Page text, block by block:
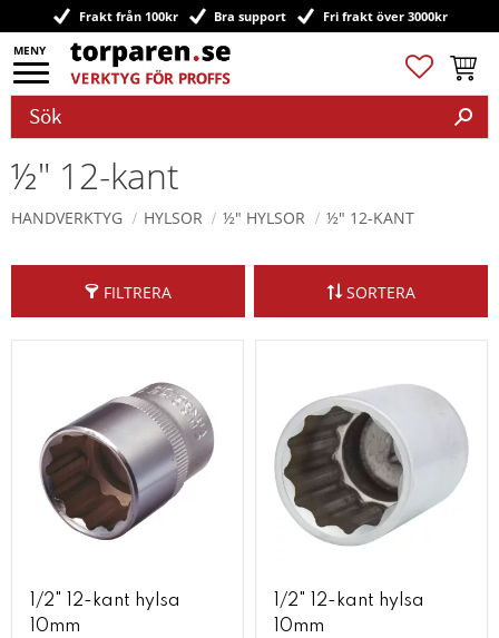
Meny
Frakt från 100kr Bra support Fri frakt över 3000kr
Favoriter
½" 12-kant
HANDVERKTYG HYLSOR ½" HYLSOR ½" 12-KANT
FILTRERA SORTERA
1/2" 12-kant hylsa
10mm
1/2" 12-kant hylsa
10mm